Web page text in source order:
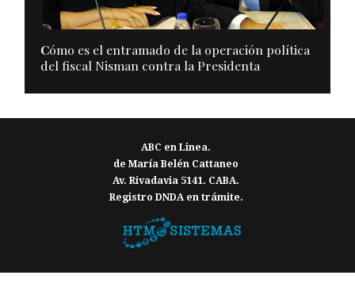
Cómo es el entramado de la operación política
del fiscal Nisman contra la Presidenta
ABC en Linea.
de María Belén Cattaneo
Av. Rivadavia 5141. CABA.
Registro DNDA en trámite.